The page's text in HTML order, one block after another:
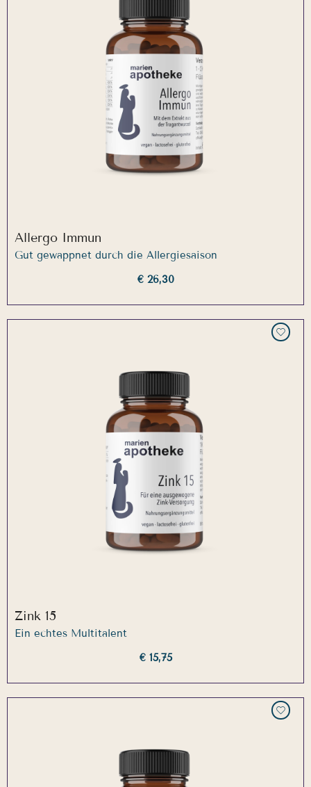
Allergo Immun
Gut gewappnet durch die Allergiesaison
€ 26,30
Zink 15
Ein echtes Multitalent
€ 15,75